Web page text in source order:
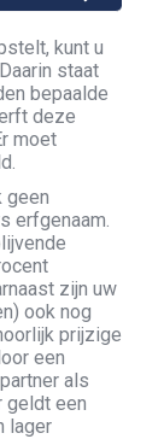
kunt u
staat
bepaalde
deze
moet
geen
erfgenaam.
zijn uw
ook nog
prijzige
een
als
geldt een
lager